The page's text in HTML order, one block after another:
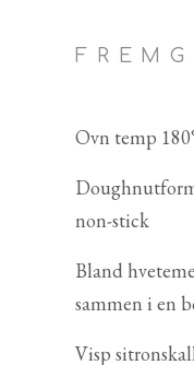
Ovn temp
non-stick
Bland
sammen i en
Visp